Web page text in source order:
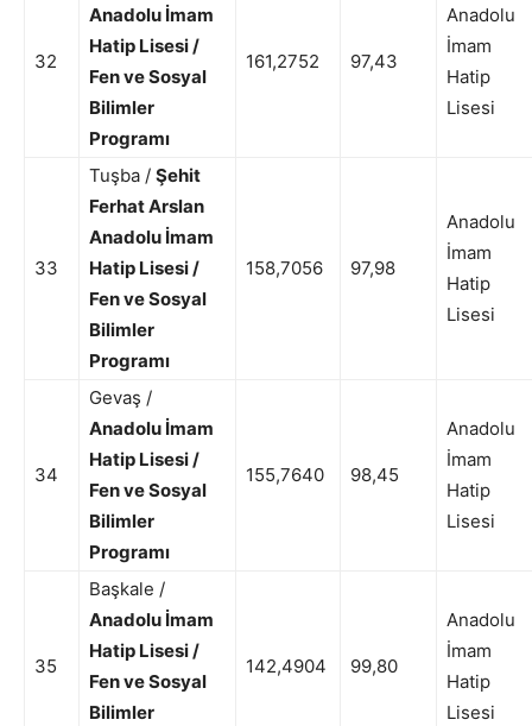
32
Anadolu İmam
Hatip Lisesi /
Fen ve Sosyal
Bilimler
Programı
161,2752 97,43
Anadolu
İmam
Hatip
Lisesi
33
Tuşba / Şehit
Ferhat Arslan
Anadolu İmam
Hatip Lisesi /
Fen ve Sosyal
Bilimler
Programı
158,7056 97,98
Anadolu
İmam
Hatip
Lisesi
34
Gevaş /
Anadolu İmam
Hatip Lisesi /
Fen ve Sosyal
Bilimler
Programı
155,7640 98,45
Anadolu
İmam
Hatip
Lisesi
35
Başkale /
Anadolu İmam
Hatip Lisesi /
Fen ve Sosyal
Bilimler
142,4904 99,80
Anadolu
İmam
Hatip
Lisesi